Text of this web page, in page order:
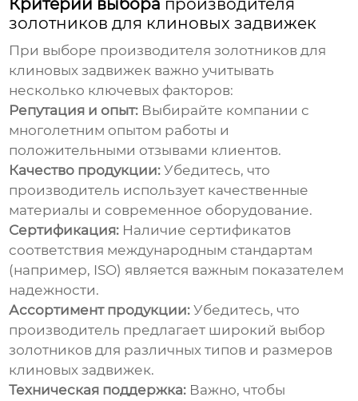
Критерии выбора производителя
золотников для клиновых задвижек
При выборе производителя золотников для
клиновых задвижек важно учитывать
несколько ключевых факторов:
Репутация и опыт: Выбирайте компании с
многолетним опытом работы и
положительными отзывами клиентов.
Качество продукции: Убедитесь, что
производитель использует качественные
материалы и современное оборудование.
Сертификация: Наличие сертификатов
соответствия международным стандартам
(например, ISO) является важным показателем
надежности.
Ассортимент продукции: Убедитесь, что
производитель предлагает широкий выбор
золотников для различных типов и размеров
клиновых задвижек.
Техническая поддержка: Важно, чтобы